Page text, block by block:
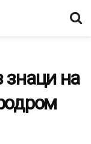
знаци на